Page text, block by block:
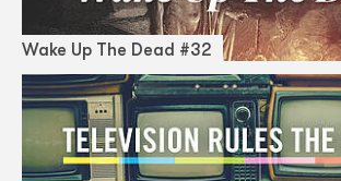
Wake Up The Dead #32